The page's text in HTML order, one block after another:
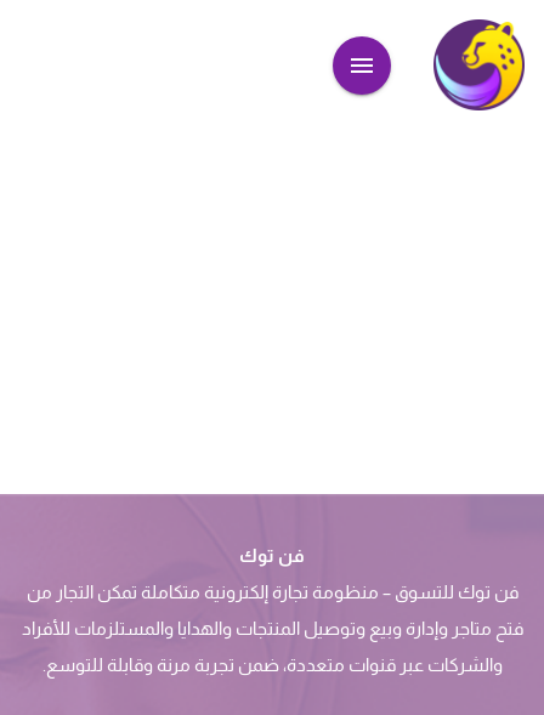
فن توك
فن توك للتسوق – منظومة تجارة إلكترونية متكاملة تمكن التجار من
فتح متاجر وإدارة وبيع وتوصيل المنتجات والهدايا والمستلزمات للأفراد
والشركات عبر قنوات متعددة، ضمن تجربة مرنة وقابلة للتوسع.